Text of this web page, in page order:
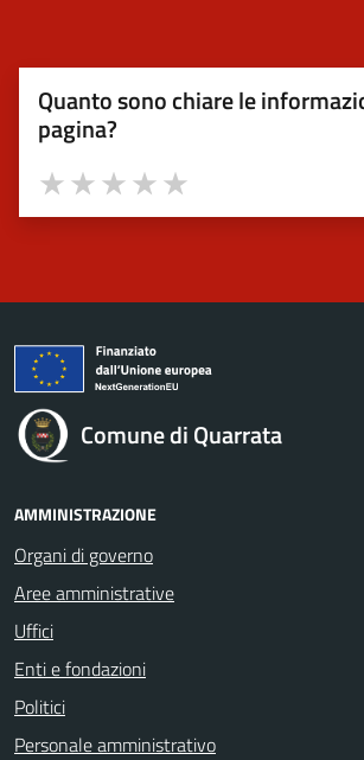
Quanto sono chiare le
pagina?
Valuta 5 stelle su 5
Valuta 4 stelle su 5
Valuta 3 stelle su 5
Valuta 2 stelle su 5
Valuta 1 stelle su 5
Comune di Quarrata
AMMINISTRAZIONE
Organi di governo
Aree amministrative
Uffici
Enti e fondazioni
Politici
Personale amministrativo